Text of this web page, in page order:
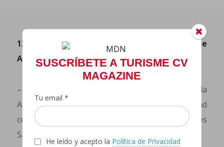
SUSCRÍBETE A TURISME CV
MAGAZINE
Tu email *
He leído y acepto la Política de Privacidad
13h Programa «Moments sense gluten» de
Acecova
– Técnico del Área de Restauración de la
Asociación de Personas afectadas de enfermedad
celíaca de la Comunitat Valenciana, Ángeles
Sánchez